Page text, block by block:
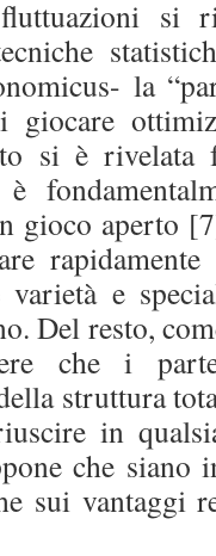
si
la
si è
gioco aperto
varietà e
Del resto,
che i
struttura
in
che siano
sui vantaggi